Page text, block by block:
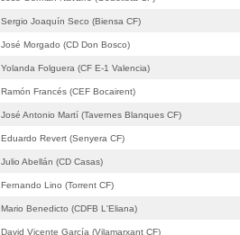
Sergio Joaquín Seco (Biensa CF)
José Morgado (CD Don Bosco)
Yolanda Folguera (CF E-1 Valencia)
Ramón Francés (CEF Bocairent)
José Antonio Martí (Tavernes Blanques CF)
Eduardo Revert (Senyera CF)
Julio Abellán (CD Casas)
Fernando Lino (Torrent CF)
Mario Benedicto (CDFB L'Eliana)
David Vicente García (Vilamarxant CF)